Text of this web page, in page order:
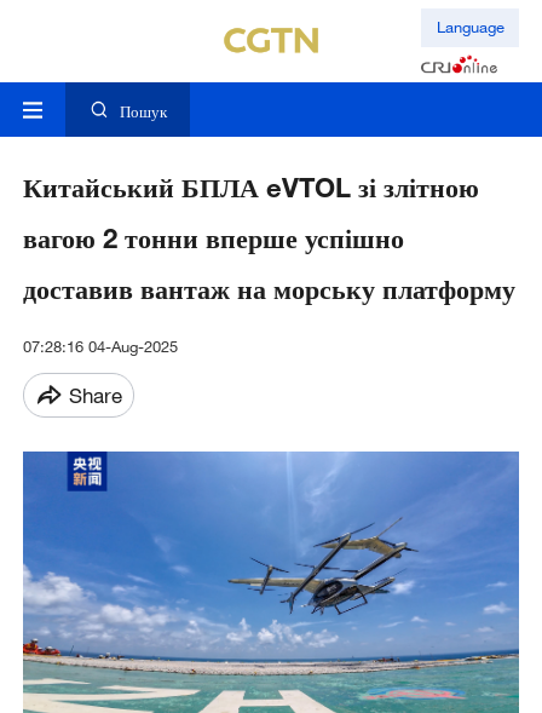
Language
Пошук
Китайський БПЛА eVTOL зі злітною
вагою 2 тонни вперше успішно
доставив вантаж на морську платформу
07:28:16 04-Aug-2025
Share